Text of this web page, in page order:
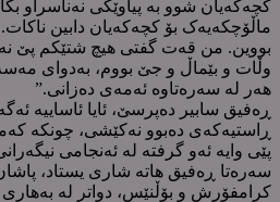
کچەکەیان شوو بە پیاوێکی نەناسراو
ماڵۆچکەیەک بۆ کچەکەیان دابین
بووین. من قەت گفتی هیچ شتێکم پێ
وڵات و بێماڵ و جێ بووم، بەدوای
هەر لە سەرەتاوە ئەمەی دەزانی.”
ڕەفیق سابیر دەپرسێ، ئایا ئاساییە
ڕاستیەکەی دەبوو نەکێشی، چونکە
پێی وایە ئەو گرفتە لە ئەنجامی
سەرەتا ڕەفیق هاتە شاری یستاد،